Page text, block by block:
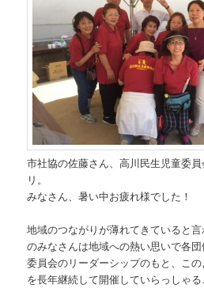
市社協の佐藤さん、高川民生児童委
リ。
みなさん、暑い中お疲れ様でした！
地域のつながりが薄れてきていると
のみなさんは地域への熱い思いで各
委員会のリーダーシップのもと、こ
を長年継続して開催していらっしゃる